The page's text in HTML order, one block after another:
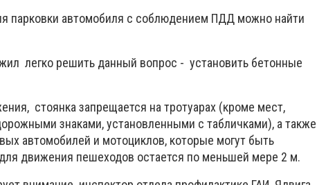
парковки автомобиля с соблюдением ПДД можно найти
легко решить данный вопрос - установить бетонные
стоянка запрещается на тротуарах (кроме мест,
знаками, установленными с табличками), а также
автомобилей и мотоциклов, которые могут быть
движения пешеходов остается по меньшей мере 2 м.